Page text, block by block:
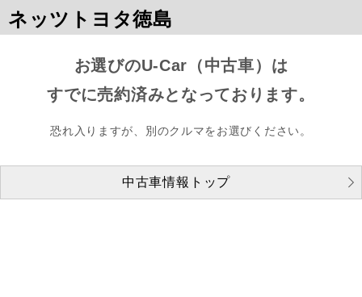
ネッツトヨタ徳島
お選びのU-Car（中古車）は
すでに売約済みとなっております。
恐れ入りますが、別のクルマをお選びください。
中古車情報トップ